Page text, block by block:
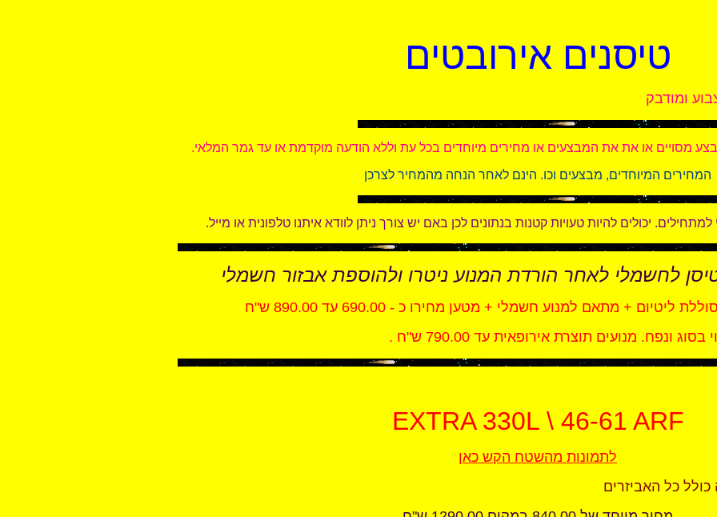
טיסנים אירובטים
ומודבק
מסויים או את את המבצעים או מחירים מיוחדים בכל עת וללא הודעה מוקדמת או עד גמר המלאי
המחירים המיוחדים, מבצעים וכו. הינם לאחר הנחה מהמחיר לצרכן
יכולים להיות טעויות קטנות בנתונים לכן באם יש צורך ניתן לוודא איתנו טלפונית או מייל
לחשמלי לאחר הורדת המנוע ניטרו ולהוספת אבזור חשמלי
EXTRA 330L \ 46-61 ARF
לתמונות מהשטח הקש כאן